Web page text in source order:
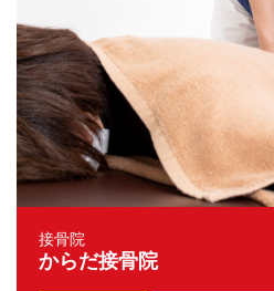
接骨院
からだ接骨院